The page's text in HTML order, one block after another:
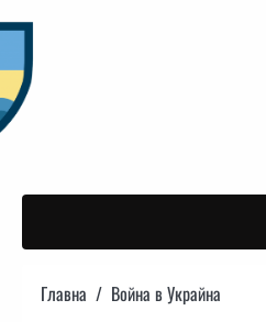
to
content
Главна Война в Украйна